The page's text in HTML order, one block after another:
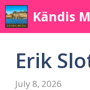
Skip
to
content
Kändis
Erik
July 8, 2026